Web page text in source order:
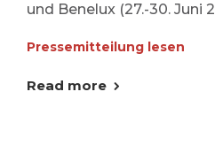
und Benelux (27.-30. Juni
Pressemitteilung lesen
Read more